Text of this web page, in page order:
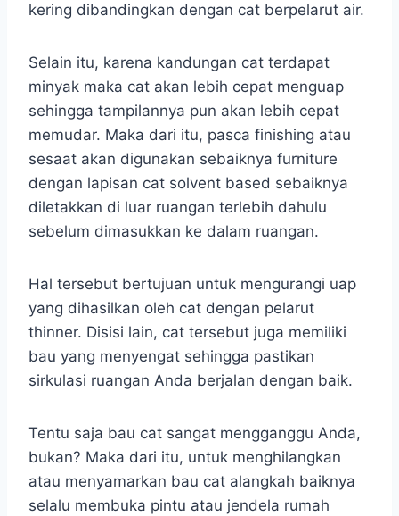
kering dibandingkan dengan cat berpelarut air.
Selain itu, karena kandungan cat terdapat
minyak maka cat akan lebih cepat menguap
sehingga tampilannya pun akan lebih cepat
memudar. Maka dari itu, pasca finishing atau
sesaat akan digunakan sebaiknya furniture
dengan lapisan cat solvent based sebaiknya
diletakkan di luar ruangan terlebih dahulu
sebelum dimasukkan ke dalam ruangan.
Hal tersebut bertujuan untuk mengurangi uap
yang dihasilkan oleh cat dengan pelarut
thinner. Disisi lain, cat tersebut juga memiliki
bau yang menyengat sehingga pastikan
sirkulasi ruangan Anda berjalan dengan baik.
Tentu saja bau cat sangat mengganggu Anda,
bukan? Maka dari itu, untuk menghilangkan
atau menyamarkan bau cat alangkah baiknya
selalu membuka pintu atau jendela rumah